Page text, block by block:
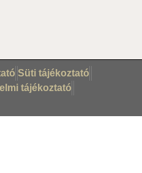
Süti tájékoztató
tájékoztató